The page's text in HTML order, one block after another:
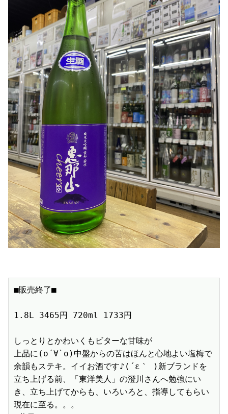
■販売終了■
1.8L 3465円 720ml 1733円
しっとりとかわいくもビターな甘味が
上品に(о´∀`о)中盤からの苦はほんと心地よい塩梅で
余韻もステキ。イイお酒です♪(´ε｀ )新ブランドを
立ち上げる前、「東洋美人」の澄川さんへ勉強にい
き、立ち上げてからも、いろいろと、指導してもらい
現在に至る。。。